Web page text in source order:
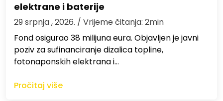
elektrane i baterije
29 srpnja , 2026. / Vrijeme čitanja: 2min
Fond osigurao 38 milijuna eura. Objavljen je javni
poziv za sufinanciranje dizalica topline,
fotonaponskih elektrana i…
Pročitaj više